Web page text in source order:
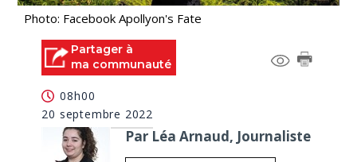
Photo: Facebook Apollyon's Fate
Partager à
ma communauté
08h00
20 septembre 2022
Par Léa Arnaud, Journaliste